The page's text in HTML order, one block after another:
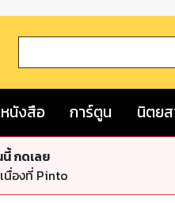
หนังสือ การ์ตูน นิตย
กดเลย
นื่องที่ Pinto